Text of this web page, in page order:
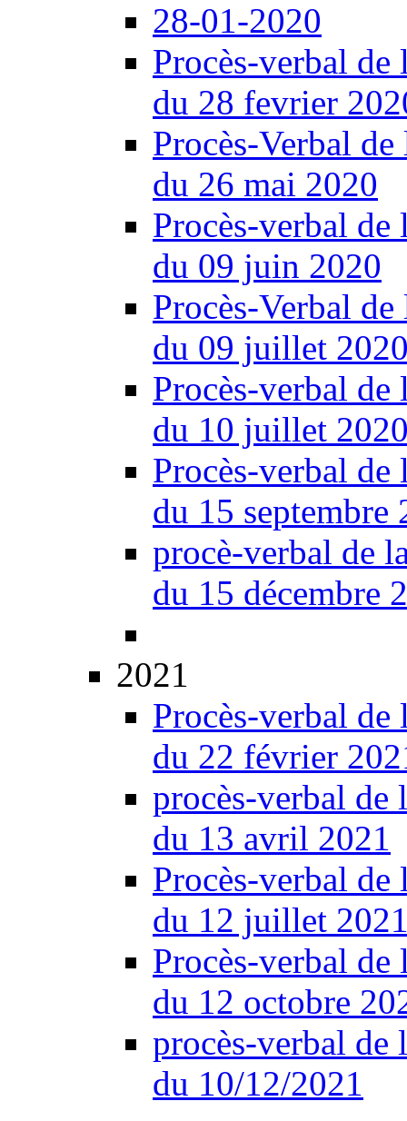
28-01-2020
Procès-verbal
du 28 fevrier
Procès-Verbal
du 26 mai 2020
Procès-verbal
du 09 juin 2020
Procès-Verbal
du 09 juillet
Procès-verbal
du 10 juillet
Procès-verbal
du 15 septembre
procè-verbal de
du 15 décembre
2021
Procès-verbal
du 22 février
procès-verbal
du 13 avril 2021
Procès-verbal
du 12 juillet
Procès-verbal
du 12 octobre
procès-verbal
du 10/12/2021